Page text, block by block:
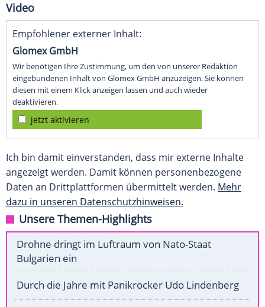
Video
Empfohlener externer Inhalt:
Glomex GmbH
Wir benötigen Ihre Zustimmung, um den von unserer Redaktion
eingebundenen Inhalt von Glomex GmbH anzuzeigen. Sie können
diesen mit einem Klick anzeigen lassen und auch wieder
deaktivieren.
jetzt aktivieren
Ich bin damit einverstanden, dass mir externe Inhalte
angezeigt werden. Damit können personenbezogene
Daten an Drittplattformen übermittelt werden. Mehr
dazu in unseren Datenschutzhinweisen.
Unsere Themen-Highlights
Drohne dringt im Luftraum von Nato-Staat
Bulgarien ein
Durch die Jahre mit Panikrocker Udo Lindenberg